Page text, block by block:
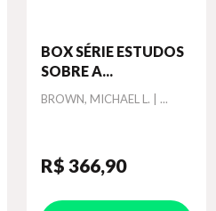
BOX SÉRIE ESTUDOS
SOBRE A...
Autor
BROWN, MICHAEL L. | ...
R$ 366,90